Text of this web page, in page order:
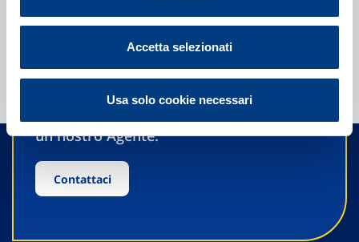
Accetta selezionati
Usa solo cookie necessari
Hai bisogno di
informazioni?
un nostro Agente.
Contattaci